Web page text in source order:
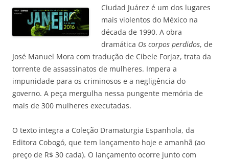
Ciudad Juárez é um dos lugares
mais violentos do México na
década de 1990. A obra
dramática Os corpos perdidos, de
José Manuel Mora com tradução de Cibele Forjaz, trata da
torrente de assassinatos de mulheres. Impera a
impunidade para os criminosos e a negligência do
governo. A peça mergulha nessa pungente memória de
mais de 300 mulheres executadas.
O texto integra a Coleção Dramaturgia Espanhola, da
Editora Cobogó, que tem lançamento hoje e amanhã (ao
preço de R$ 30 cada). O lançamento ocorre junto com